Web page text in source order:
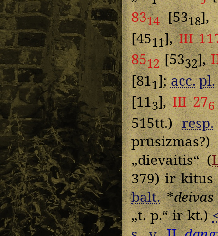
8314[5318],
[4511],III
8512[5332],
[811];acc. pl.
[113],III 276
515tt.)resp.
„dievaitis“ (
379) ir
balt.*deivas
„t. p.“ ir kt.)